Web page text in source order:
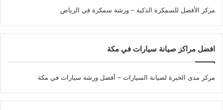
مركز الأفضل للسمكرة الذكية – ورشة سمكرة في الرياض
افضل مراكز صيانة سيارات في مكة
مركز مدى الخبرة لصيانة السيارات – أفضل ورشة سيارات في مكة